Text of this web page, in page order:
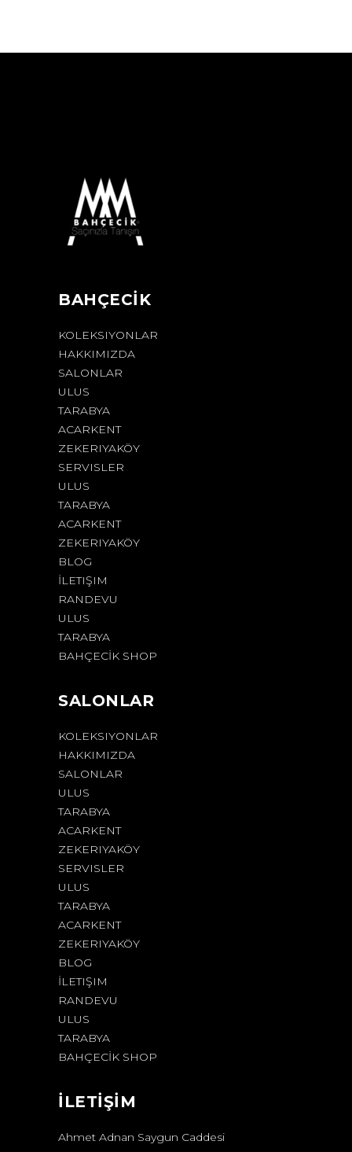
BAHÇECİK
KOLEKSIYONLAR
HAKKIMIZDA
SALONLAR
ULUS
TARABYA
ACARKENT
ZEKERIYAKÖY
SERVISLER
ULUS
TARABYA
ACARKENT
ZEKERIYAKÖY
BLOG
İLETIŞIM
RANDEVU
ULUS
TARABYA
BAHÇECİK SHOP
SALONLAR
KOLEKSIYONLAR
HAKKIMIZDA
SALONLAR
ULUS
TARABYA
ACARKENT
ZEKERIYAKÖY
SERVISLER
ULUS
TARABYA
ACARKENT
ZEKERIYAKÖY
BLOG
İLETIŞIM
RANDEVU
ULUS
TARABYA
BAHÇECİK SHOP
İLETİŞİM
Ahmet Adnan Saygun Caddesi